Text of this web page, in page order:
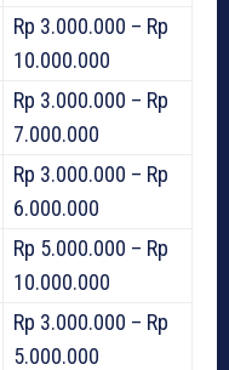
Rp 3.000.000 – Rp
10.000.000
Rp 3.000.000 – Rp
7.000.000
Rp 3.000.000 – Rp
6.000.000
Rp 5.000.000 – Rp
10.000.000
Rp 3.000.000 – Rp
5.000.000